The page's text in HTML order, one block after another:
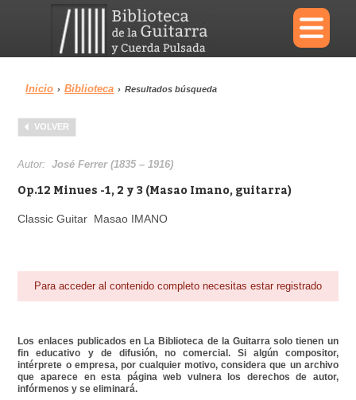
×
Menu
Biblioteca
Inicio › Biblioteca › Resultados búsqueda
VOLVER
Autor:José Ferrer (1835 – 1916)
Op.12 Minues -1, 2 y 3 (Masao Imano, guitarra)
Classic Guitar Masao IMANO
Para acceder al contenido completo necesitas estar registrado
Los enlaces publicados en La Biblioteca de la Guitarra solo tienen un
fin educativo y de difusión, no comercial. Si algún compositor,
intérprete o empresa, por cualquier motivo, considera que un archivo
que aparece en esta página web vulnera los derechos de autor,
infórmenos y se eliminará.